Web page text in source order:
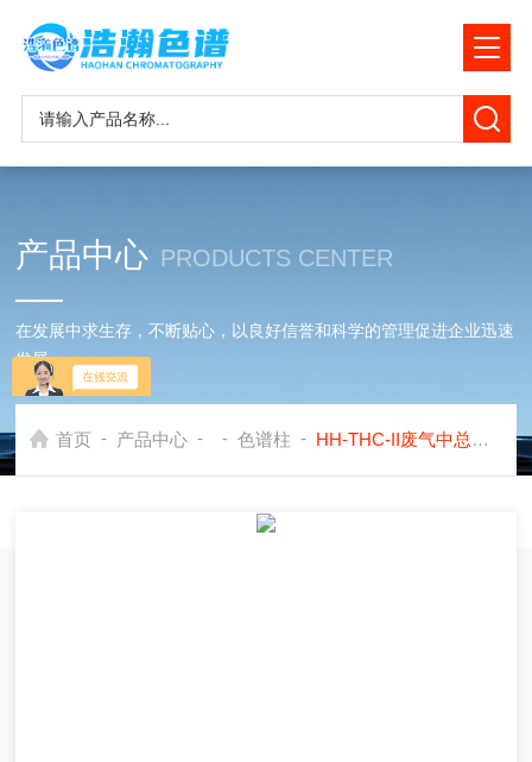
产品中心 PRODUCTS CENTER
在发展中求生存，不断贴心，以良好信誉和科学的管理促进企业迅速
发展
首页 - 产品中心 - - 色谱柱 - HH-THC-II废气中总烃分析硅烷化玻璃微球色谱柱岛津